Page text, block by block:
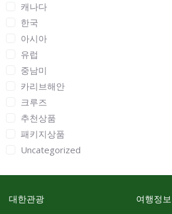
캐나다
한국
아시아
유럽
중남미
카리브해안
크루즈
추천상품
패키지상품
Uncategorized
대한관광 여행정보